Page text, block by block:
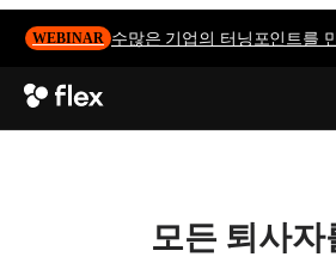
WEBINAR 수많은 기업의 터닝포인트를
모든 퇴사자